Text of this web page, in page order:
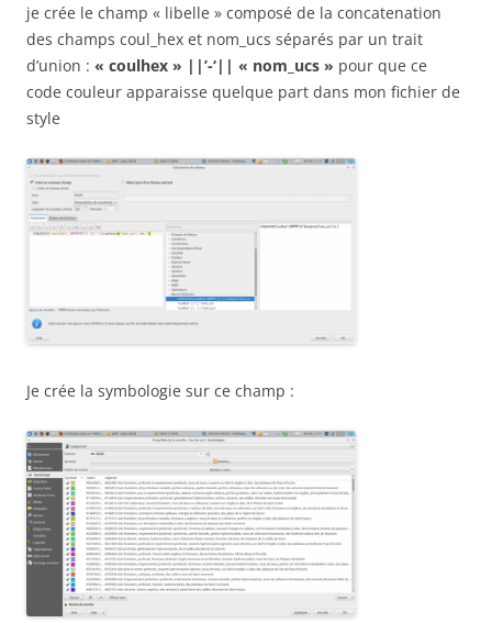
je crée le champ « libelle » composé de la concatenation
des champs coul_hex et nom_ucs séparés par un trait
d’union : « coulhex » ||’-‘|| « nom_ucs » pour que ce
code couleur apparaisse quelque part dans mon fichier de
style
Je crée la symbologie sur ce champ :